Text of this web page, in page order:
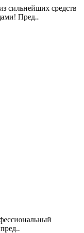
сильнейших средств
Пред..